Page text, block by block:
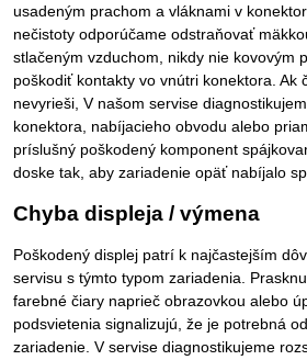
usadeným prachom a vláknami v
nečistoty odporúčame odstraňovať
stlačeným vzduchom, nikdy nie kovovým
poškodiť kontakty vo vnútri konektora. Ak
nevyrieši, V našom servise
konektora, nabíjacieho obvodu alebo
príslušný poškodený komponent
doske tak, aby zariadenie opäť nabíjalo
Chyba displeja / výmena
Poškodený displej patrí k najčastejším
servisu s týmto typom zariadenia.
farebné čiary naprieč obrazovkou alebo
podsvietenia signalizujú, že je potrebná
zariadenie. V servise diagnostikujeme